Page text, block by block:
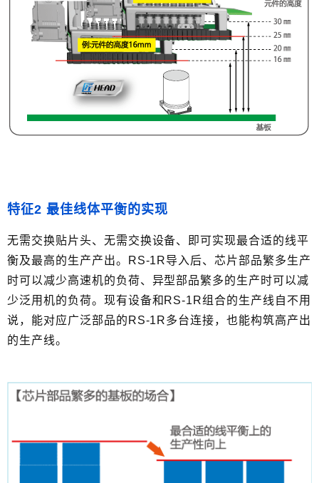
特征2 最佳线体平衡的实现
无需交换贴片头、无需交换设备、即可实现最合适的线平
衡及最高的生产产出。RS-1R导入后、芯片部品繁多生产
时可以减少高速机的负荷、异型部品繁多的生产时可以减
少泛用机的负荷。现有设备和RS-1R组合的生产线自不用
说，能对应广泛部品的RS-1R多台连接，也能构筑高产出
的生产线。